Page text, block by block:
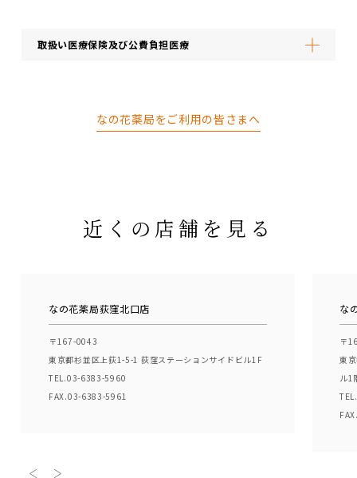
取扱い医療保険及び公費負担医療
なの花薬局をご利用の皆さまへ
近くの店舗を見る
なの花薬局荻窪北口店
〒167-0043
東京都杉並区上荻1-5-1 荻窪ステーションサイドビル1F
TEL.03-6383-5960
FAX.03-6383-5961
な
〒
東
ル1